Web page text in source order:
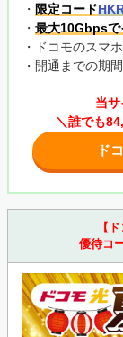
・ 限定コード
・ 最大10Gbpsで
・ドコモのスマ
・開通までの期
当
＼誰でも
ド
【
優待コ